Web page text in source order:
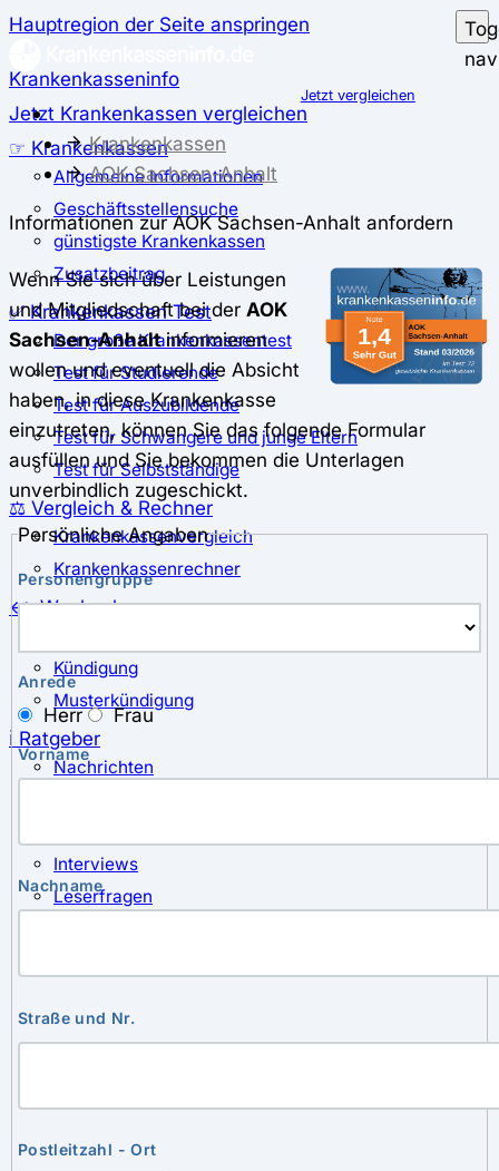
Hauptregion der Seite anspringen
Krankenkasseninfo
Jetzt Krankenkassen vergleichen
☞ Krankenkassen
Allgemeine Informationen
Geschäftsstellensuche
günstigste Krankenkassen
Zusatzbeitrag
✅ Krankenkassen Test
Der große Krankenkassentest
Test für Studierende
Test für Auszubildende
Test für Schwangere und junge Eltern
Test für Selbstständige
⚖️ Vergleich & Rechner
Krankenkassenvergleich
Krankenkassenrechner
↔ Wechsel
Kündigung
Musterkündigung
ℹ Ratgeber
Nachrichten
Interviews
Leserfragen
Jetzt vergleichen
Krankenkassen
AOK Sachsen-Anhalt
Informationen zur AOK Sachsen-Anhalt anfordern
Wenn Sie sich über Leistungen
und Mitgliedschaft bei der AOK
Sachsen-Anhaltinformieren
wollen und eventuell die Absicht
haben, in diese Krankenkasse
einzutreten, können Sie das folgende Formular
ausfüllen und Sie bekommen die Unterlagen
unverbindlich zugeschickt.
Persönliche Angaben
Personengruppe
Anrede
Herr Frau
Vorname
Nachname
Straße und Nr.
Postleitzahl - Ort